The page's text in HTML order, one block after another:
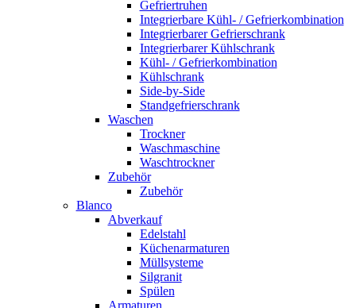
Gefriertruhen
Integrierbare Kühl- / Gefrierkombination
Integrierbarer Gefrierschrank
Integrierbarer Kühlschrank
Kühl- / Gefrierkombination
Kühlschrank
Side-by-Side
Standgefrierschrank
Waschen
Trockner
Waschmaschine
Waschtrockner
Zubehör
Zubehör
Blanco
Abverkauf
Edelstahl
Küchenarmaturen
Müllsysteme
Silgranit
Spülen
Armaturen